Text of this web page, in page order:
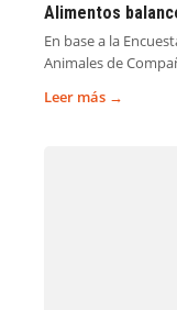
Alimentos
En base a la
Animales de
Leer más →